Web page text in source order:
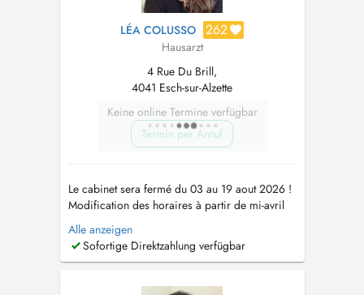
LÉA COLUSSO 262
Hausarzt
4 Rue Du Brill,
4041 Esch-sur-Alzette
Keine online Termine verfügbar
Termin per Anruf
Le cabinet sera fermé du 03 au 19 aout 2026 !
Modification des horaires à partir de mi-avril
2026 : le cabinet sera ouvert les lundi mercredi
jeudi et vendredi toute la journée et le mardi
matin uniquement. Le cabinet sera fermé le
uniquement sur rende...
Alle anzeigen
Sofortige Direktzahlung verfügbar